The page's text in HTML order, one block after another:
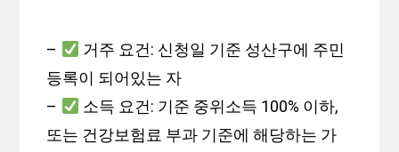
–
거주 요건: 신청일 기준 성산구에 주민
등록이 되어있는 자
–
소득 요건: 기준 중위소득 100% 이하,
또는 건강보험료 부과 기준에 해당하는 가